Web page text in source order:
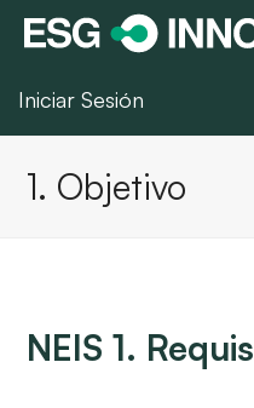
Iniciar Sesión
1. Objetivo
NEIS 1.